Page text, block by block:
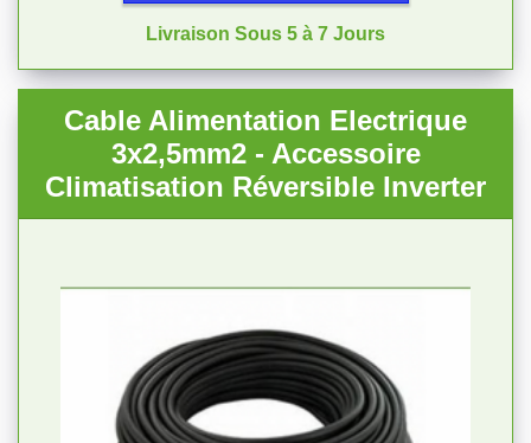
Livraison Sous 5 à 7 Jours
Cable Alimentation Electrique
3x2,5mm2 - Accessoire
Climatisation Réversible Inverter